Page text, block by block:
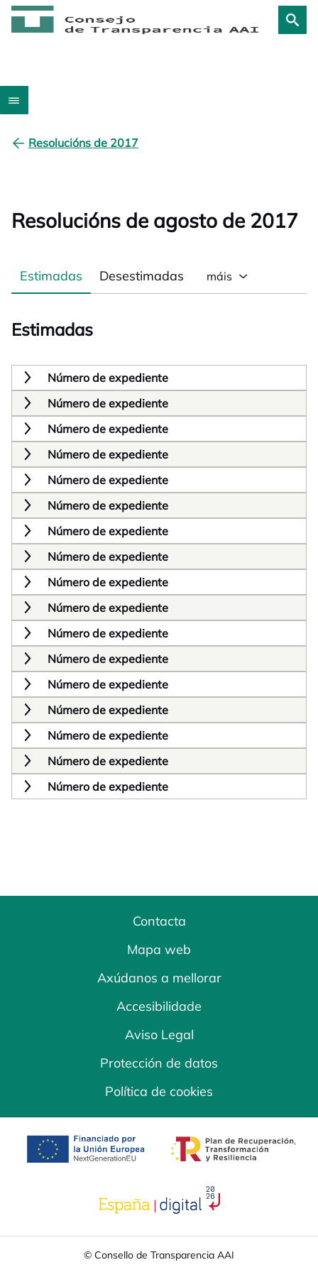
Resolucións de 2017
Resolucións de agosto de 2017
Estimadas Desestimadas máis
Estimadas
Número de expediente
Número de expediente
Número de expediente
Número de expediente
Número de expediente
Número de expediente
Número de expediente
Número de expediente
Número de expediente
Número de expediente
Número de expediente
Número de expediente
Número de expediente
Número de expediente
Número de expediente
Número de expediente
Número de expediente
Contacta
Mapa web
Axúdanos a mellorar
Accesibilidade
Aviso Legal
Protección de datos
Política de cookies
opens in a new tab opens in a new
opens in a new tab
© Consello de Transparencia AAI